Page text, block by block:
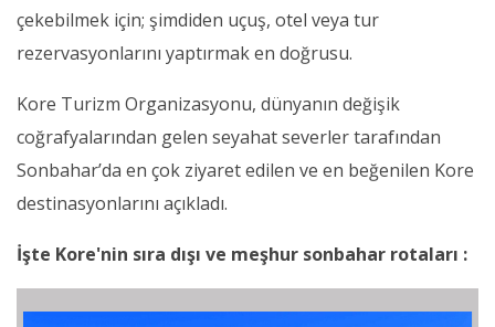
çekebilmek için; şimdiden uçuş, otel veya tur
rezervasyonlarını yaptırmak en doğrusu.
Kore Turizm Organizasyonu, dünyanın değişik
coğrafyalarından gelen seyahat severler tarafından
Sonbahar’da en çok ziyaret edilen ve en beğenilen Kore
destinasyonlarını açıkladı.
İşte Kore'nin sıra dışı ve meşhur sonbahar rotaları :